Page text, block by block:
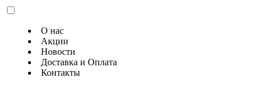
О нас
Акции
Новости
Доставка и Оплата
Контакты